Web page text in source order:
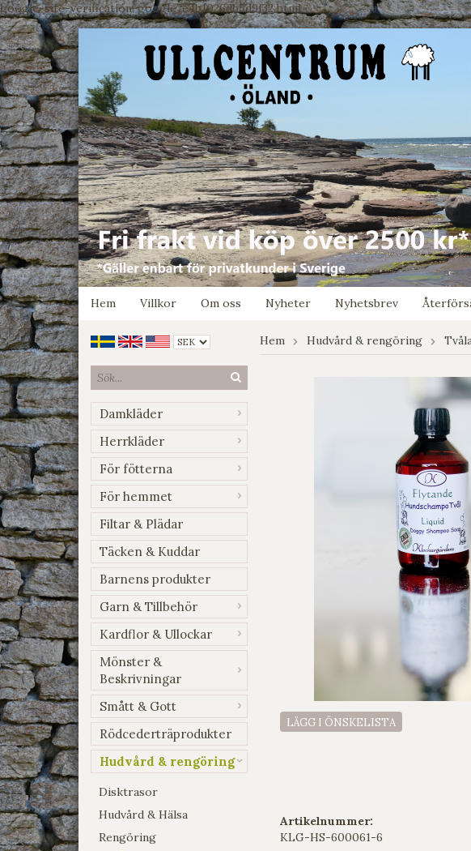
google-site-verification: google7e4b1026db5d9f32.html
Hem
Villkor Om oss Nyheter Nyhetsbrev
Damkläder
Herrkläder
För fötterna
För hemmet
Filtar & Plädar
Täcken & Kuddar
Barnens produkter
Garn & Tillbehör
Kardflor & Ullockar
Mönster &
Beskrivningar
Smått & Gott
Rödcederträprodukter
Hudvård & rengöring
Disktrasor
Hudvård & Hälsa
Rengöring
Hem Hudvård & rengöring
LÄGG I ÖNSKELISTA
Artikelnummer:
KLG-HS-600061-6